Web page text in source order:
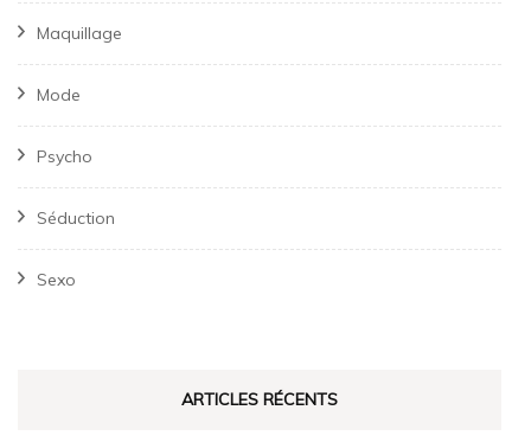
Maquillage
Mode
Psycho
Séduction
Sexo
ARTICLES RÉCENTS